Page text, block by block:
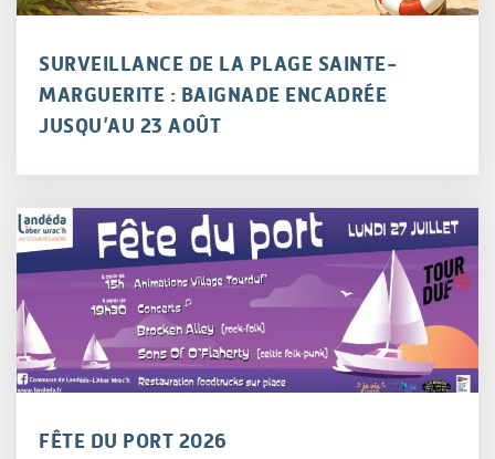
SURVEILLANCE DE LA PLAGE SAINTE-
MARGUERITE : BAIGNADE ENCADRÉE
JUSQU’AU 23 AOÛT
FÊTE DU PORT 2026